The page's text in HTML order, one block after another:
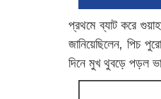
প্রথমে ব্যাট করে
জানিয়েছিলেন, পিচ
দিনে মুখ থুবড়ে পড়ল